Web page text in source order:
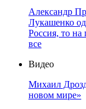
Александр
Лукашенко
Россия, то на
все
Видео
Михаил
новом мире»